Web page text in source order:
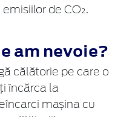
de CO₂.
am nevoie?
călătorie pe care o
încărca la
mașina cu